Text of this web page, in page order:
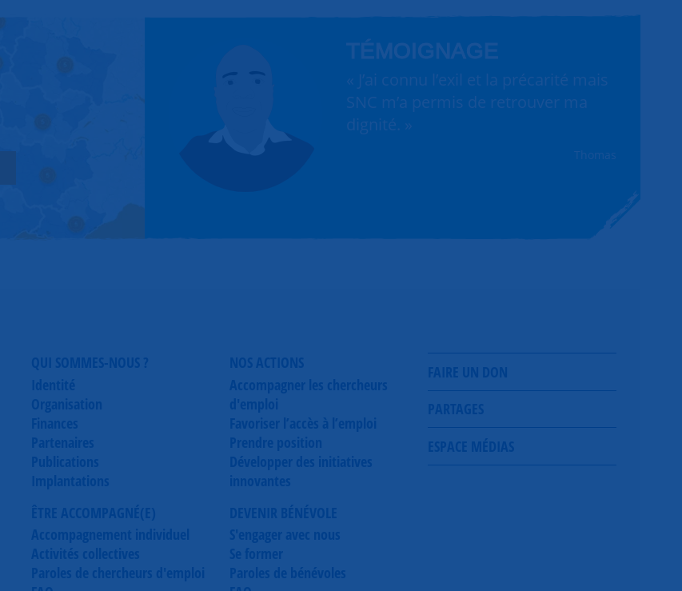
TÉMOIGNAGE
« J’ai connu l’exil et la précarité mais
SNC m’a permis de retrouver ma
dignité. »
Thomas
QUI SOMMES-NOUS ?
Identité
Organisation
Finances
Partenaires
Publications
Implantations
NOS ACTIONS
Accompagner les chercheurs
d'emploi
Favoriser l’accès à l’emploi
Prendre position
Développer des initiatives
innovantes
ÊTRE ACCOMPAGNÉ(E)
Accompagnement individuel
Activités collectives
Paroles de chercheurs d'emploi
DEVENIR BÉNÉVOLE
S'engager avec nous
Se former
Paroles de bénévoles
FAIRE UN DON
PARTAGES
ESPACE MÉDIAS